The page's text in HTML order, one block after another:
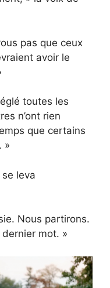
pas que ceux
avoir le
toutes les
n’ont rien
que certains
»
leva
Nous partirons.
mot. »